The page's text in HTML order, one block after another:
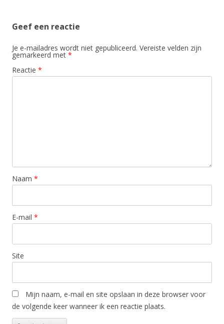
Geef een reactie
Je e-mailadres wordt niet gepubliceerd. Vereiste velden zijn
gemarkeerd met *
Reactie *
Naam *
E-mail *
Site
Mijn naam, e-mail en site opslaan in deze browser voor
de volgende keer wanneer ik een reactie plaats.